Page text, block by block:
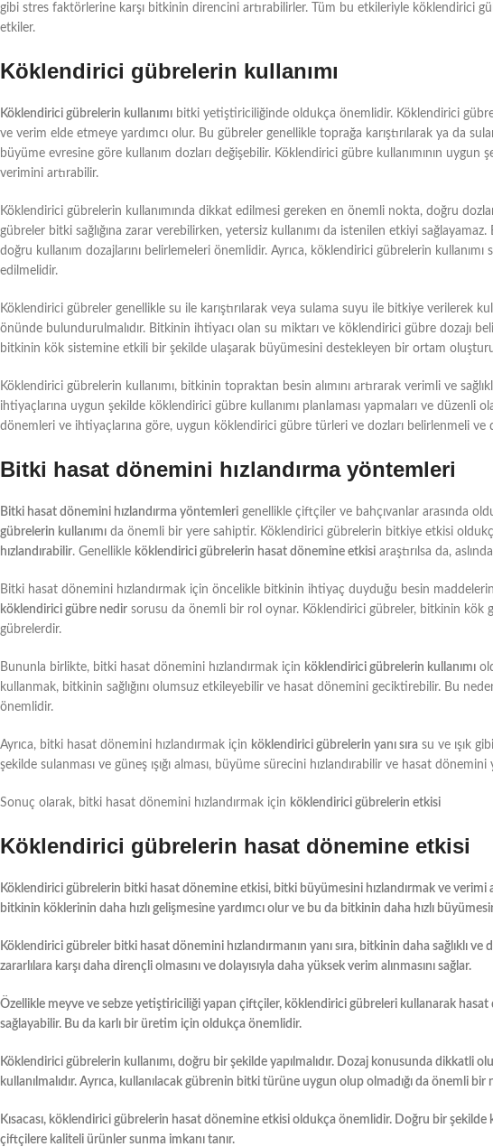
gibi stres faktörlerine karşı bitkinin direncini artırabilirler. Tüm bu etkileriyle köklendirici
etkiler.
Köklendirici gübrelerin kullanımı
Köklendirici gübrelerin kullanımı bitki yetiştiriciliğinde oldukça önemlidir. Köklendirici
ve verim elde etmeye yardımcı olur. Bu gübreler genellikle toprağa karıştırılarak ya da
büyüme evresine göre kullanım dozları değişebilir. Köklendirici gübre kullanımının uygun
verimini artırabilir.
Köklendirici gübrelerin kullanımında dikkat edilmesi gereken en önemli nokta, doğru
gübreler bitki sağlığına zarar verebilirken, yetersiz kullanımı da istenilen etkiyi
doğru kullanım dozajlarını belirlemeleri önemlidir. Ayrıca, köklendirici gübrelerin
edilmelidir.
Köklendirici gübreler genellikle su ile karıştırılarak veya sulama suyu ile bitkiye verilerek
önünde bulundurulmalıdır. Bitkinin ihtiyacı olan su miktarı ve köklendirici gübre dozajı
bitkinin kök sistemine etkili bir şekilde ulaşarak büyümesini destekleyen bir ortam
Köklendirici gübrelerin kullanımı, bitkinin topraktan besin alımını artırarak verimli ve
ihtiyaçlarına uygun şekilde köklendirici gübre kullanımı planlaması yapmaları ve düzenli
dönemleri ve ihtiyaçlarına göre, uygun köklendirici gübre türleri ve dozları belirlenmeli ve
Bitki hasat dönemini hızlandırma yöntemleri
Bitki hasat dönemini hızlandırma yöntemleri genellikle çiftçiler ve bahçıvanlar arasında
gübrelerin kullanımı da önemli bir yere sahiptir. Köklendirici gübrelerin bitkiye etkisi
hızlandırabilir. Genellikle köklendirici gübrelerin hasat dönemine etkisi araştırılsa da,
Bitki hasat dönemini hızlandırmak için öncelikle bitkinin ihtiyaç duyduğu besin
köklendirici gübre nedir sorusu da önemli bir rol oynar. Köklendirici gübreler, bitkinin kök
gübrelerdir.
Bununla birlikte, bitki hasat dönemini hızlandırmak için köklendirici gübrelerin kullanımı
kullanmak, bitkinin sağlığını olumsuz etkileyebilir ve hasat dönemini geciktirebilir. Bu
önemlidir.
Ayrıca, bitki hasat dönemini hızlandırmak için köklendirici gübrelerin yanı sıra su ve ışık
şekilde sulanması ve güneş ışığı alması, büyüme sürecini hızlandırabilir ve hasat dönemini
Sonuç olarak, bitki hasat dönemini hızlandırmak için köklendirici gübrelerin etkisi
Köklendirici gübrelerin hasat dönemine etkisi
Köklendirici gübrelerin bitki hasat dönemine etkisi, bitki büyümesini hızlandırmak ve
bitkinin köklerinin daha hızlı gelişmesine yardımcı olur ve bu da bitkinin daha hızlı
Köklendirici gübreler bitki hasat dönemini hızlandırmanın yanı sıra, bitkinin daha sağlıklı
zararlılara karşı daha dirençli olmasını ve dolayısıyla daha yüksek verim alınmasını sağlar.
Özellikle meyve ve sebze yetiştiriciliği yapan çiftçiler, köklendirici gübreleri kullanarak hasat
sağlayabilir. Bu da karlı bir üretim için oldukça önemlidir.
Köklendirici gübrelerin kullanımı, doğru bir şekilde yapılmalıdır. Dozaj konusunda dikkatli
kullanılmalıdır. Ayrıca, kullanılacak gübrenin bitki türüne uygun olup olmadığı da önemli bir
Kısacası, köklendirici gübrelerin hasat dönemine etkisi oldukça önemlidir. Doğru bir şekilde
çiftçilere kaliteli ürünler sunma imkanı tanır.